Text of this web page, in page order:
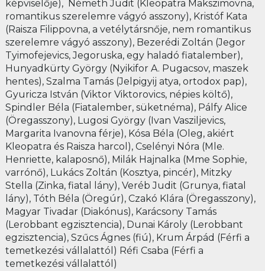
képviselője), Németh Judit (Kleopatra Makszimovna,
romantikus szerelemre vágyó asszony), Kristóf Kata
(Raisza Filippovna, a vetélytársnője, nem romantikus
szerelemre vágyó asszony), Bezerédi Zoltán (Jegor
Tyimofejevics, Jegoruska, egy haladó fiatalember),
Hunyadkürty György (Nyikifor A. Pugacsov, maszek
hentes), Szalma Tamás (Jelpigyij atya, ortodox pap),
Gyuricza István (Viktor Viktorovics, népies költő),
Spindler Béla (Fiatalember, süketnéma), Pálfy Alice
(Öregasszony), Lugosi György (Ivan Vasziljevics,
Margarita Ivanovna férje), Kósa Béla (Oleg, akiért
Kleopatra és Raisza harcol), Cselényi Nóra (Mle.
Henriette, kalaposnő), Milák Hajnalka (Mme Sophie,
varrónő), Lukács Zoltán (Kosztya, pincér), Mitzky
Stella (Zinka, fiatal lány), Veréb Judit (Grunya, fiatal
lány), Tóth Béla (Öregúr), Czakó Klára (Öregasszony),
Magyar Tivadar (Diakónus), Karácsony Tamás
(Lerobbant egzisztencia), Dunai Károly (Lerobbant
egzisztencia), Szűcs Ágnes (fiú), Krum Árpád (Férfi a
temetkezési vállalattól) Réfi Csaba (Férfi a
temetkezési vállalattól)